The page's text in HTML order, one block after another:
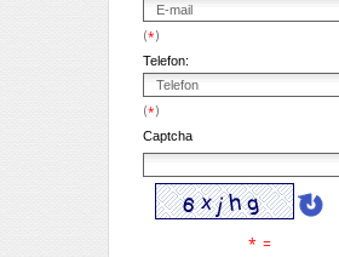
(*)
Telefon:
(*)
Captcha
* =